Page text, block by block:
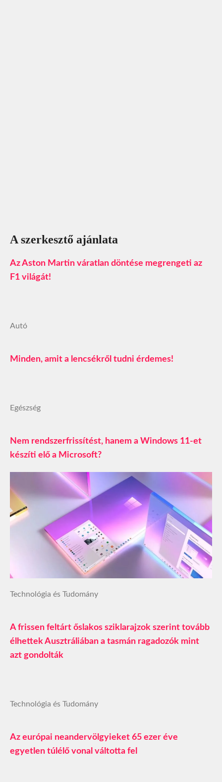
A szerkesztő ajánlata
Az Aston Martin váratlan döntése megrengeti az
F1 világát!
Autó
Minden, amit a lencsékről tudni érdemes!
Egészség
Nem rendszerfrissítést, hanem a Windows 11-et
készíti elő a Microsoft?
Technológia és Tudomány
A frissen feltárt őslakos sziklarajzok szerint tovább
élhettek Ausztráliában a tasmán ragadozók mint
azt gondolták
Technológia és Tudomány
Az európai neandervölgyieket 65 ezer éve
egyetlen túlélő vonal váltotta fel